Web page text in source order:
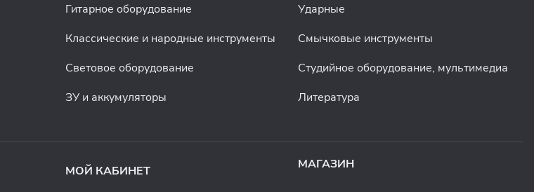
Гитарное оборудование
Ударные
Классические и народные инструменты
Смычковые инструменты
Световое оборудование
Студийное оборудование, мультимедиа
ЗУ и аккумуляторы
Литература
МОЙ КАБИНЕТ МАГАЗИН